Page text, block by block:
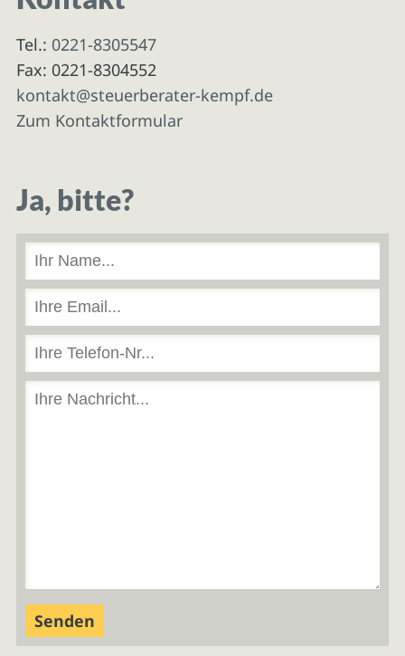
Tel.: 0221-8305547
Fax: 0221-8304552
kontakt@steuerberater-kempf.de
Zum Kontaktformular
Ja, bitte?